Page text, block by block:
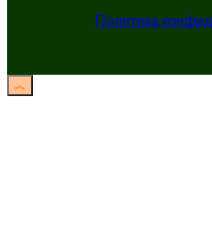
Политика